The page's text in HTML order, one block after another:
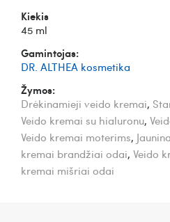
Kiekis
45 ml
Gamintojas:
DR. ALTHEA kosmetika
Žymos:
Drėkinamieji veido kremai,
Veido kremai su hialuronu,
Veido kremai moterims,
kremai brandžiai odai, Veido
kremai mišriai odai